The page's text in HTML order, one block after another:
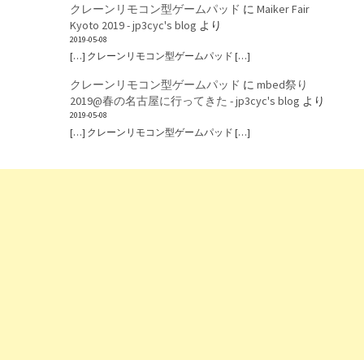
クレーンリモコン型ゲームパッド に Maiker Fair
Kyoto 2019 - jp3cyc's blog より
2019-05-08
[…] クレーンリモコン型ゲームパッド […]
クレーンリモコン型ゲームパッド に mbed祭り
2019@春の名古屋に行ってきた - jp3cyc's blog より
2019-05-08
[…] クレーンリモコン型ゲームパッド […]